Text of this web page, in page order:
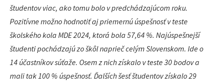
študentov viac, ako tomu bolo v predchádzajúcom roku.
Pozitívne možno hodnotiť aj priemernú úspešnosť v teste
školského kola MDE 2024, ktorá bola 57,64 %. Najúspešnejší
študenti pochádzajú zo škôl naprieč celým Slovenskom. Ide o
14 účastníkov súťaže. Osem z nich získalo v teste 30 bodov a
mali tak 100 % úspešnosť. Ďalších šesť študentov získalo 29